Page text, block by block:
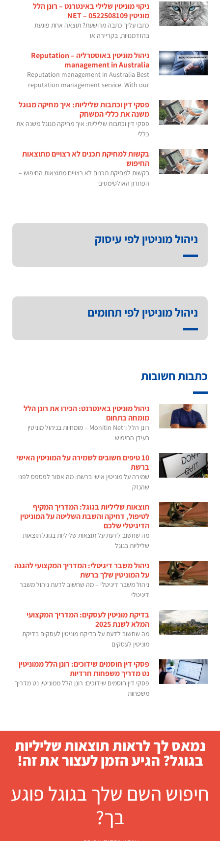
ניקוי מוניטין שלילי באינטרנט – רונן הלל
מוניטין NET – 0522508109
כתבו עליך כתבה מרושעת? תוצאה אחת פוגעת
בהזדמנויות, בקריירה או
ניהול מוניטין באוסטרליה – Reputation
management in Australia
Reputation management in Australia Best
reputation management service. With our
פסקי דין וכתבות שליליות: איך מחיקה מגוגל
משנה את כללי המשחק
פסקי דין וכתבות שליליות: איך מחיקה מגוגל משנה את
כללי
בקשות למחיקת תכנים לא רצויים מתוצאות
החיפוש
בקשות למחיקת תכנים לא רצויים מתוצאות החיפוש –
הפתרון האולטימטיבי
ניהול מוניטין לפי עיסוק
ניהול מוניטין לפי תחומים
כתבות חשובות
ניהול מוניטין באינטרנט: הכירו את רונן הלל
מומחה בתחום
רונן הלל ו־Monitin Net – מומחיות בניהול מוניטין
בעידן החיפוש
10 טיפים חשובים לשמירה על המוניטין האישי
ברשת
שמירה על מוניטין אישי ברשת: מה אסור לפספס לפני
שהנזק
תוצאות שליליות בגוגל: המדריך המקיף
לטיפול, דחיקה והשבת השליטה על המוניטין
הדיגיטלי שלכם
מה שחשוב לדעת על תוצאות שליליות בגוגל תוצאות
שליליות בגוגל
ניהול משבר דיגיטלי: המדריך המקצועי להגנה
על המוניטין שלך ברשת
ניהול משבר דיגיטלי – מה שחשוב לדעת ניהול משבר
דיגיטלי
בדיקת מוניטין לעסקים: המדריך המקצועי
המלא לשנת 2025
מה שחשוב לדעת על בדיקת מוניטין לעסקים בדיקת
מוניטין לעסקים
פסקי דין חוסמים שידוכים: רונן הלל ממוניטין
נט מדריך משפחות חרדיות
פסקי דין חוסמים שידוכים: רונן הלל ממוניטין נט מדריך
משפחות
נמאס לך לראות תוצאות שליליות
בגוגל? הגיע הזמן לעצור את זה!
חיפוש השם שלך בגוגל פוגע
בך?